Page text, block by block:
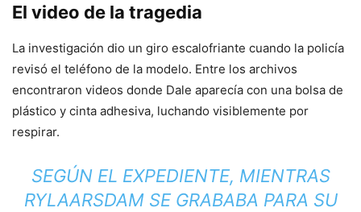
El video de la tragedia
La investigación dio un giro escalofriante cuando la policía
revisó el teléfono de la modelo. Entre los archivos
encontraron videos donde Dale aparecía con una bolsa de
plástico y cinta adhesiva, luchando visiblemente por
respirar.
SEGÚN EL EXPEDIENTE, MIENTRAS
RYLAARSDAM SE GRABABA PARA SU